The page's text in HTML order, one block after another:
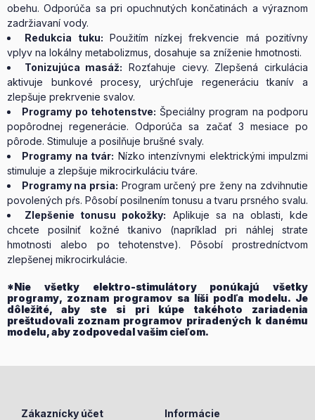
obehu. Odporúča sa pri opuchnutých končatinách a výraznom
zadržiavaní vody.
Redukcia tuku: Použitím nízkej frekvencie má pozitívny
vplyv na lokálny metabolizmus, dosahuje sa zníženie hmotnosti.
Tonizujúca masáž: Rozťahuje cievy. Zlepšená cirkulácia
aktivuje bunkové procesy, urýchľuje regeneráciu tkanív a
zlepšuje prekrvenie svalov.
Programy po tehotenstve: Špeciálny program na podporu
popôrodnej regenerácie. Odporúča sa začať 3 mesiace po
pôrode. Stimuluje a posilňuje brušné svaly.
Programy na tvár: Nízko intenzívnymi elektrickými impulzmi
stimuluje a zlepšuje mikrocirkuláciu tváre.
Programy na prsia: Program určený pre ženy na zdvihnutie
povolených pŕs. Pôsobí posilnením tonusu a tvaru prsného svalu.
Zlepšenie tonusu pokožky: Aplikuje sa na oblasti, kde
chcete posilniť kožné tkanivo (napríklad pri náhlej strate
hmotnosti alebo po tehotenstve). Pôsobí prostredníctvom
zlepšenej mikrocirkulácie.
*Nie všetky elektro-stimulátory ponúkajú všetky
programy, zoznam programov sa líši podľa modelu. Je
dôležité, aby ste si pri kúpe takéhoto zariadenia
preštudovali zoznam programov priradených k danému
modelu, aby zodpovedal vašim cieľom.
Zákaznícky účet Informácie